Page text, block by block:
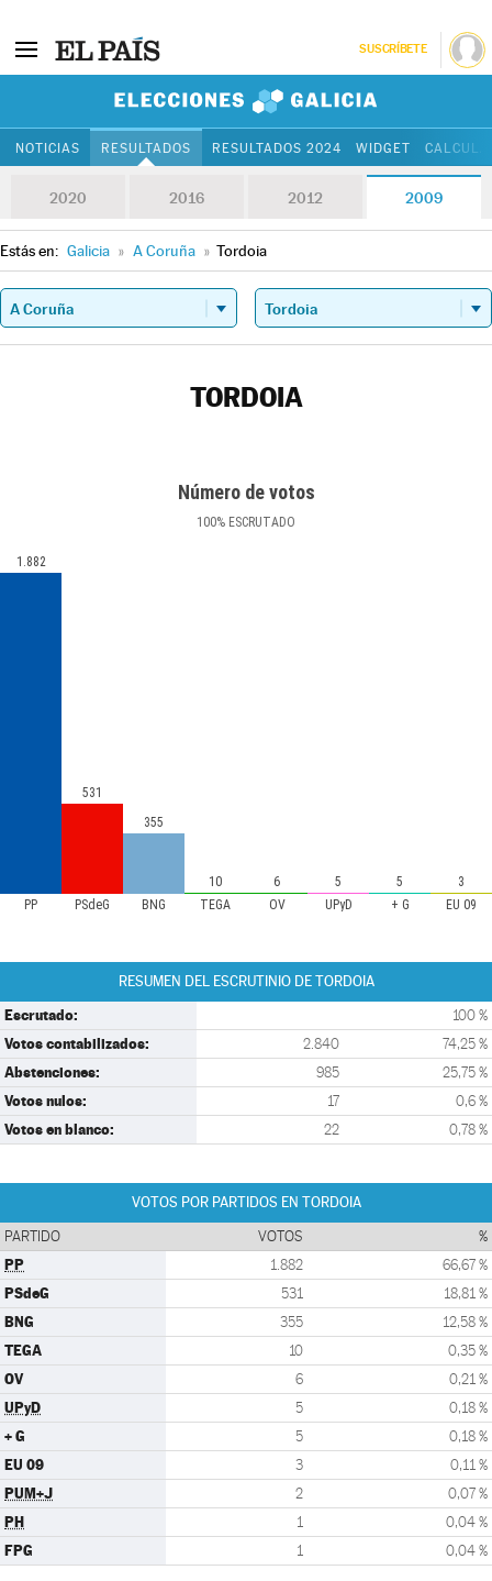
SUSCRÍBETE
NOTICIAS RESULTADOS RESULTADOS 2024 WIDGET
2020 2016 2012 2009
Estás en: Galicia » A Coruña » Tordoia
TORDOIA
Número de votos
100% ESCRUTADO
PP PSdeG BNG TEGA OV UPyD + G EU 09
1.882
531
355
10 6 5 5 3
RESUMEN DEL ESCRUTINIO DE TORDOIA
Escrutado: 100 %
Votos contabilizados: 2.840 74,25 %
Abstenciones: 985 25,75 %
Votos nulos: 17 0,6 %
Votos en blanco: 22 0,78 %
VOTOS POR PARTIDOS EN TORDOIA
PARTIDO VOTOS %
PP 1.882 66,67 %
PSdeG 531 18,81 %
BNG 355 12,58 %
TEGA 10 0,35 %
OV 6 0,21 %
UPyD 5 0,18 %
+ G 5 0,18 %
EU 09 3 0,11 %
PUM+J 2 0,07 %
PH 1 0,04 %
FPG 1 0,04 %